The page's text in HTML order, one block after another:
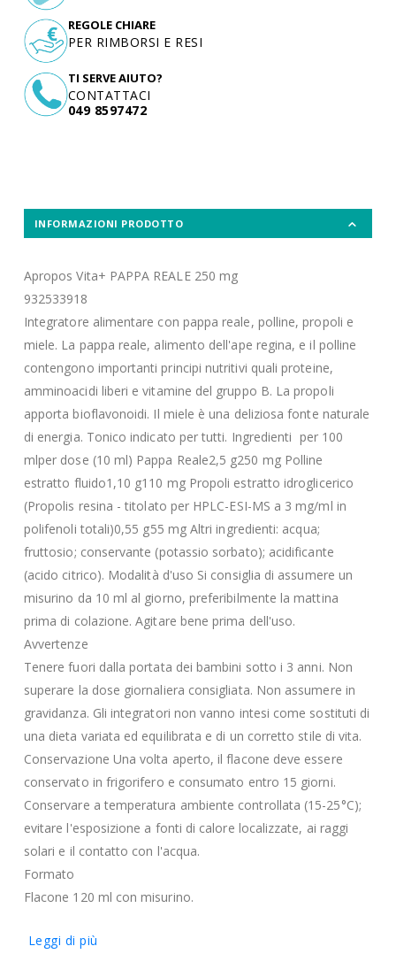
TI SERVE AIUTO?
CONTATTACI
049 8597472
REGOLE CHIARE
PER RIMBORSI E RESI
INFORMAZIONI PRODOTTO
Apropos Vita+ PAPPA REALE 250 mg
932533918
Integratore alimentare con pappa reale, polline, propoli e
miele. La pappa reale, alimento dell'ape regina, e il polline
contengono importanti principi nutritivi quali proteine,
amminoacidi liberi e vitamine del gruppo B. La propoli
apporta bioflavonoidi. Il miele è una deliziosa fonte naturale
di energia. Tonico indicato per tutti. Ingredienti per 100
mlper dose (10 ml) Pappa Reale2,5 g250 mg Polline
estratto fluido1,10 g110 mg Propoli estratto idroglicerico
(Propolis resina - titolato per HPLC-ESI-MS a 3 mg/ml in
polifenoli totali)0,55 g55 mg Altri ingredienti: acqua;
fruttosio; conservante (potassio sorbato); acidificante
(acido citrico). Modalità d'uso Si consiglia di assumere un
misurino da 10 ml al giorno, preferibilmente la mattina
prima di colazione. Agitare bene prima dell'uso.
Avvertenze
Tenere fuori dalla portata dei bambini sotto i 3 anni. Non
superare la dose giornaliera consigliata. Non assumere in
gravidanza. Gli integratori non vanno intesi come sostituti di
una dieta variata ed equilibrata e di un corretto stile di vita.
Conservazione Una volta aperto, il flacone deve essere
conservato in frigorifero e consumato entro 15 giorni.
Conservare a temperatura ambiente controllata (15-25°C);
evitare l'esposizione a fonti di calore localizzate, ai raggi
solari e il contatto con l'acqua.
Formato
Flacone 120 ml con misurino.
Leggi di più